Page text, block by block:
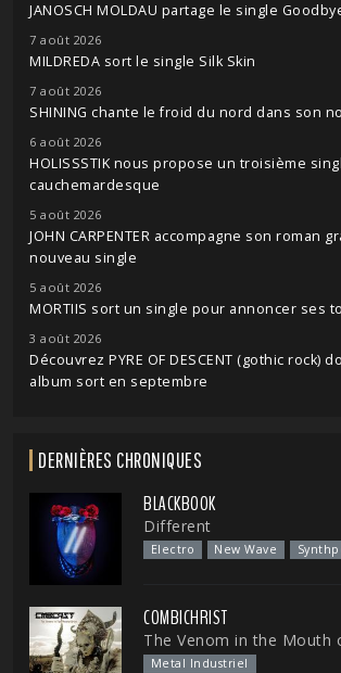
JANOSCH MOLDAU partage le single
7 août 2026
MILDREDA sort le single Silk Skin
7 août 2026
SHINING chante le froid du nord dans son
6 août 2026
HOLISSSTIK nous propose un troisième
cauchemardesque
5 août 2026
JOHN CARPENTER accompagne son roman
nouveau single
5 août 2026
MORTIIS sort un single pour annoncer ses
3 août 2026
Découvrez PYRE OF DESCENT (gothic rock)
album sort en septembre
DERNIÈRES CHRONIQUES
BLACKBOOK
Different
Electro New Wave
COMBICHRIST
The Venom in the Mouth
Metal Industriel